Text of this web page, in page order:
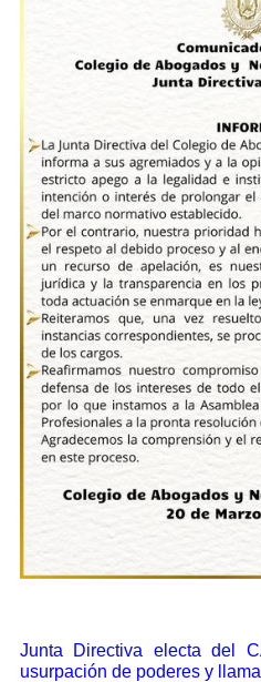
Junta Directiva electa del
usurpación de poderes y